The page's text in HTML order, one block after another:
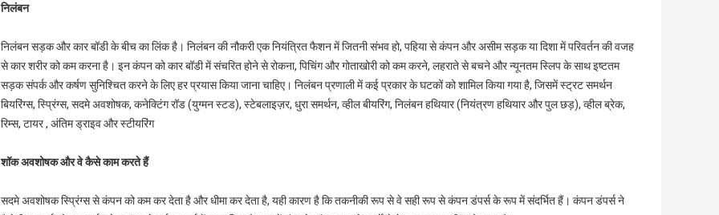
निलंबन
निलंबन सड़क और कार बॉडी के बीच का लिंक है। निलंबन की नौकरी एक नियंत्रित फैशन में जितनी संभव हो, पहिया से कंपन और असीम सड़क या दिशा में परिवर्तन की वजह
से कार शरीर को कम करना है। इन कंपन को कार बॉडी में संचरित होने से रोकना, पिचिंग और गोताखोरी को कम करने, लहराते से बचने और न्यूनतम स्लिप के साथ इष्टतम
सड़क संपर्क और कर्षण सुनिश्चित करने के लिए हर प्रयास किया जाना चाहिए। निलंबन प्रणाली में कई प्रकार के घटकों को शामिल किया गया है, जिसमें स्ट्रट समर्थन
बियरिंग्स, स्प्रिंग्स, सदमे अवशोषक, कनेक्टिंग रॉड (युग्मन स्टड), स्टेबलाइज़र, धुरा समर्थन, व्हील बीयरिंग, निलंबन हथियार (नियंत्रण हथियार और पुल छड़), व्हील ब्रेक,
रिम्स, टायर , अंतिम ड्राइव और स्टीयरिंग
शॉक अवशोषक और वे कैसे काम करते हैं
सदमे अवशोषक स्प्रिंग्स से कंपन को कम कर देता है और धीमा कर देता है, यही कारण है कि तकनीकी रूप से वे सही रूप से कंपन डंपर्स के रूप में संदर्भित हैं। कंपन डंपर्स ने